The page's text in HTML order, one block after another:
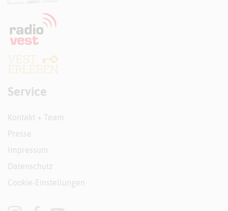
Service
Kontakt + Team
Presse
Impressum
Datenschutz
Cookie-Einstellungen